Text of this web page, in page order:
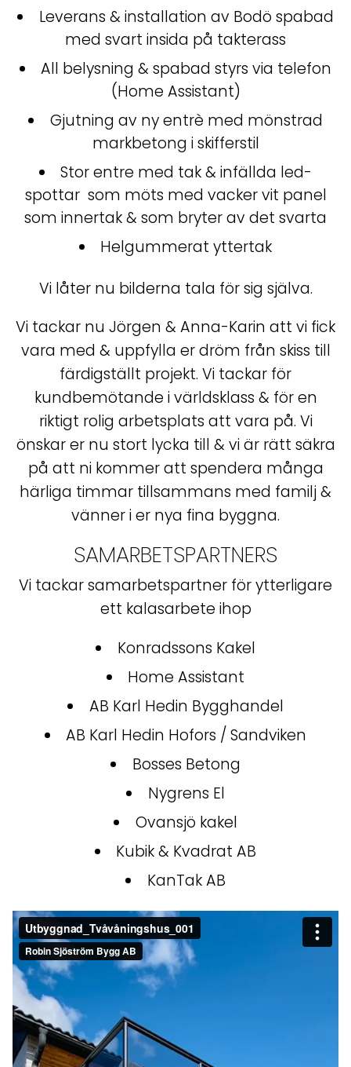
Leverans & installation av Bodö spabad
med svart insida på takterass
All belysning & spabad styrs via telefon
(Home Assistant)
Gjutning av ny entrè med mönstrad
markbetong i skifferstil
Stor entre med tak & infällda led-
spottar som möts med vacker vit panel
som innertak & som bryter av det svarta
Helgummerat yttertak
Vi låter nu bilderna tala för sig själva.
Vi tackar nu Jörgen & Anna-Karin att vi fick
vara med & uppfylla er dröm från skiss till
färdigställt projekt. Vi tackar för
kundbemötande i världsklass & för en
riktigt rolig arbetsplats att vara på. Vi
önskar er nu stort lycka till & vi är rätt säkra
på att ni kommer att spendera många
härliga timmar tillsammans med familj &
vänner i er nya fina byggna.
SAMARBETSPARTNERS
Vi tackar samarbetspartner för ytterligare
ett kalasarbete ihop
Konradssons Kakel
Home Assistant
AB Karl Hedin Bygghandel
AB Karl Hedin Hofors / Sandviken
Bosses Betong
Nygrens El
Ovansjö kakel
Kubik & Kvadrat AB
KanTak AB